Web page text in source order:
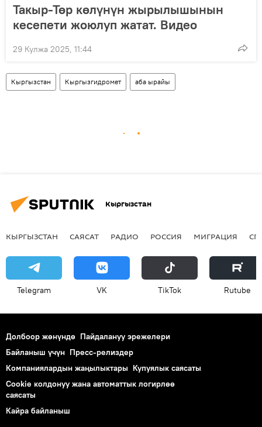
Такыр-Төр көлүнүн жырылышынын
кесепети жоюлуп жатат. Видео
29 Кулжа 2025, 11:44
Кыргызстан Кыргызгидромет аба ырайы
Кыргызстан
КЫРГЫЗСТАН САЯСАТ РАДИО РОССИЯ МИГРАЦИЯ
Telegram VK ТikТоk Rutube
Долбоор жөнүндө Пайдалануу эрежелери
Байланыш үчүн Пресс-релиздер
Компаниялардын жаңылыктары Купуялык саясаты
Cookie колдонуу жана автоматтык логирлөө
саясаты
Кайра байланыш